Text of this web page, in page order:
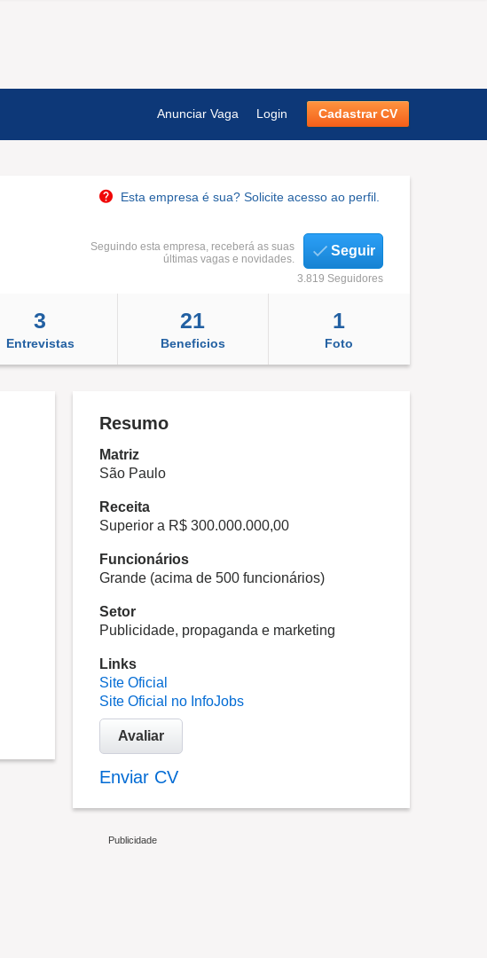
Anunciar Vaga Login Cadastrar CV
Esta empresa é sua? Solicite acesso ao perfil.
Seguindo esta empresa, receberá as suas
últimas vagas e novidades.
Seguir
3.819 Seguidores
3
Entrevistas
21
Beneficios
1
Foto
Resumo
Matriz
São Paulo
Receita
Superior a R$ 300.000.000,00
Funcionários
Grande (acima de 500 funcionários)
Setor
Publicidade, propaganda e marketing
Links
Site Oficial
Site Oficial no InfoJobs
Avaliar
Enviar CV